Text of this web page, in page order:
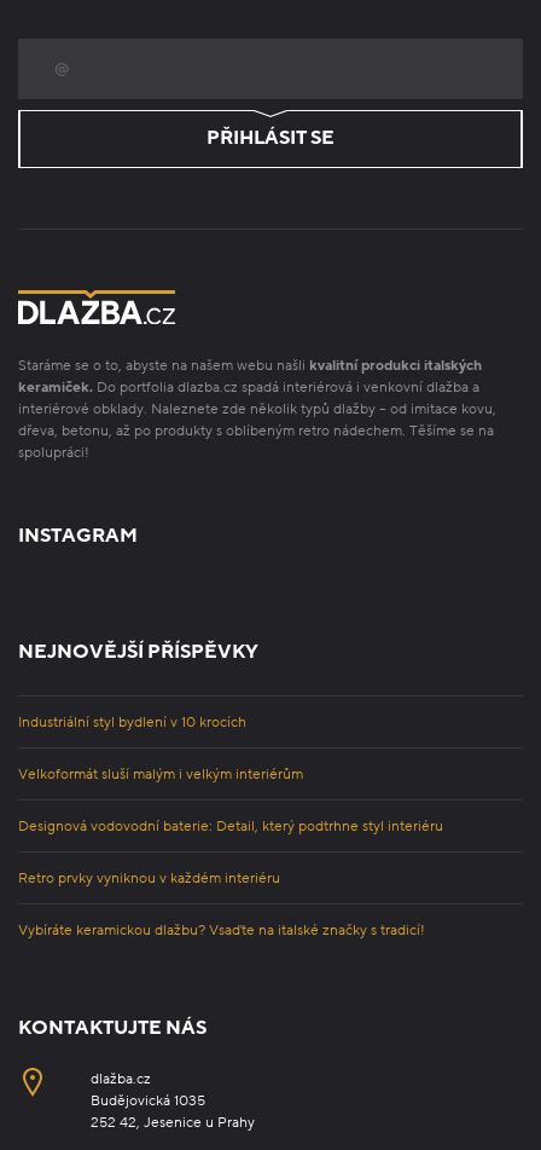
PŘIHLÁSIT SE
Staráme se o to, abyste na našem webu našli kvalitní produkci italských
keramiček. Do portfolia dlazba.cz spadá interiérová i venkovní dlažba a
interiérové obklady. Naleznete zde několik typů dlažby – od imitace kovu,
dřeva, betonu, až po produkty s oblíbeným retro nádechem. Těšíme se na
spolupráci!
INSTAGRAM
NEJNOVĚJŠÍ PŘÍSPĚVKY
Industriální styl bydlení v 10 krocích
Velkoformát sluší malým i velkým interiérům
Designová vodovodní baterie: Detail, který podtrhne styl interiéru
Retro prvky vyniknou v každém interiéru
Vybíráte keramickou dlažbu? Vsaďte na italské značky s tradicí!
KONTAKTUJTE NÁS
dlažba.cz
Budějovická 1035
252 42, Jesenice u Prahy